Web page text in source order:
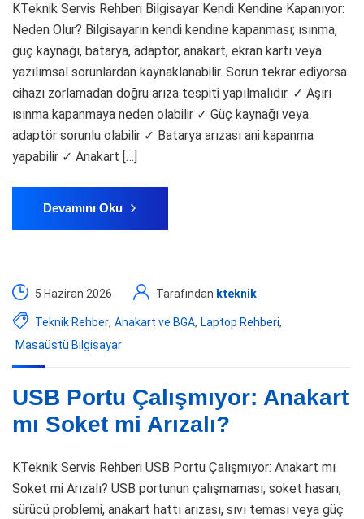
KTeknik Servis Rehberi Bilgisayar Kendi Kendine Kapanıyor:
Neden Olur? Bilgisayarın kendi kendine kapanması; ısınma,
güç kaynağı, batarya, adaptör, anakart, ekran kartı veya
yazılımsal sorunlardan kaynaklanabilir. Sorun tekrar ediyorsa
cihazı zorlamadan doğru arıza tespiti yapılmalıdır. ✓ Aşırı
ısınma kapanmaya neden olabilir ✓ Güç kaynağı veya
adaptör sorunlu olabilir ✓ Batarya arızası ani kapanma
yapabilir ✓ Anakart […]
Devamını Oku
5 Haziran 2026 Tarafından kteknik
Teknik Rehber, Anakart ve BGA, Laptop Rehberi,
Masaüstü Bilgisayar
USB Portu Çalışmıyor: Anakart
mı Soket mi Arızalı?
KTeknik Servis Rehberi USB Portu Çalışmıyor: Anakart mı
Soket mi Arızalı? USB portunun çalışmaması; soket hasarı,
sürücü problemi, anakart hattı arızası, sıvı teması veya güç